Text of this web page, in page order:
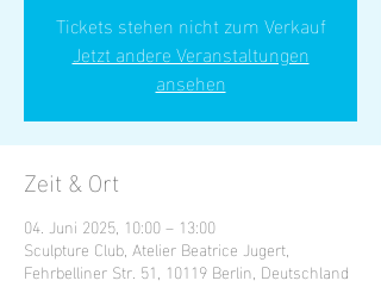
Tickets stehen nicht zum Verkauf
Jetzt andere Veranstaltungen
ansehen
Zeit & Ort
04. Juni 2025, 10:00 – 13:00
Sculpture Club, Atelier Beatrice Jugert,
Fehrbelliner Str. 51, 10119 Berlin, Deutschland